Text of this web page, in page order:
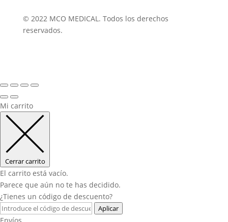
© 2022 MCO MEDICAL. Todos los derechos
reservados.
Mi carrito
Cerrar carrito
El carrito está vacío.
Parece que aún no te has decidido.
¿Tienes un código de descuento?
Aplicar